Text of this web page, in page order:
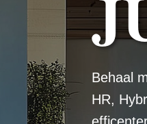
Behaal
HR,